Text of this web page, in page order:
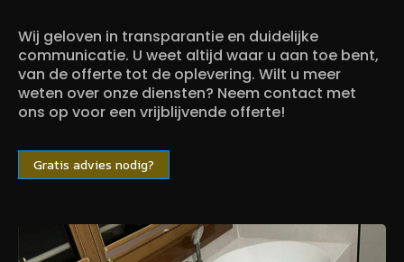
Wij geloven in transparantie en duidelijke
communicatie. U weet altijd waar u aan toe bent,
van de offerte tot de oplevering. Wilt u meer
weten over onze diensten? Neem contact met
ons op voor een vrijblijvende offerte!
Gratis advies nodig?